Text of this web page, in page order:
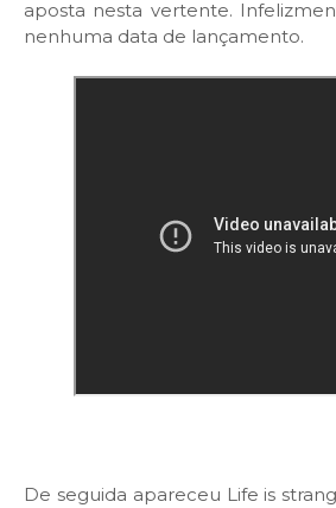
aposta nesta vertente.
nenhuma data de lançamento.
De seguida apareceu Life is